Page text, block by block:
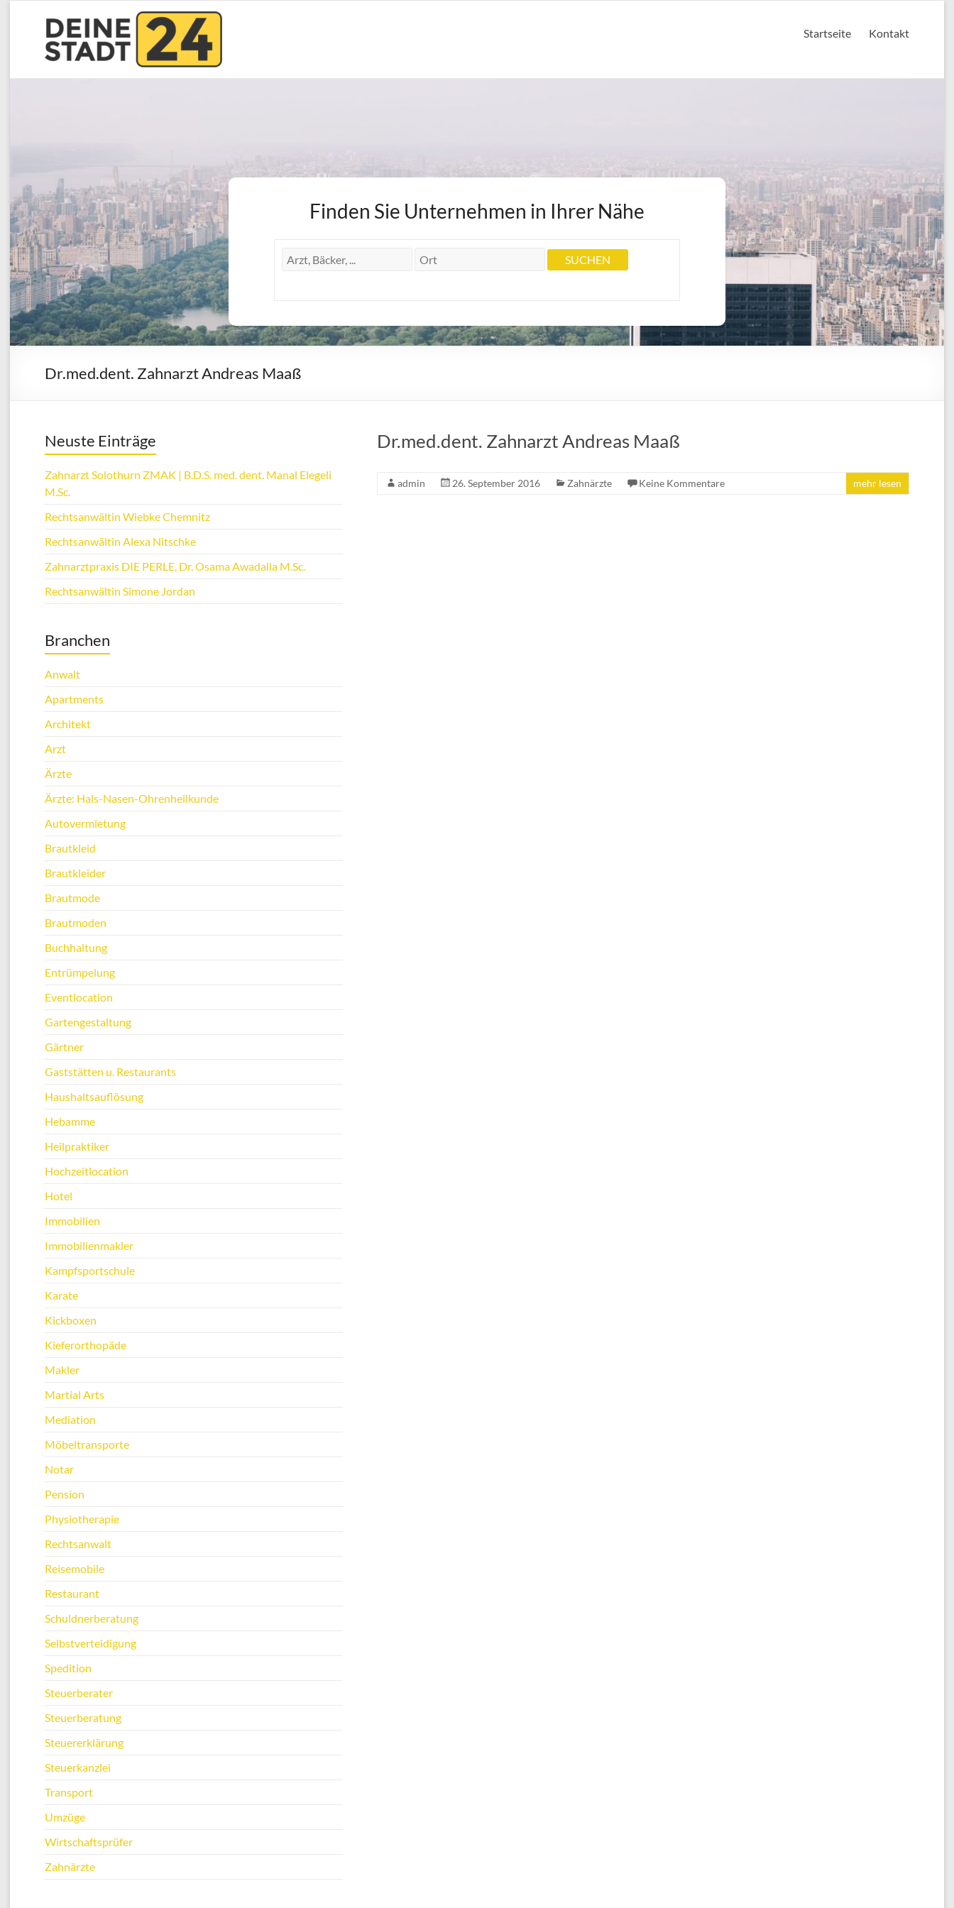
Startseite Kontakt
Dr.med.dent. Zahnarzt Andreas Maaß
Finden Sie Unternehmen in Ihrer Nähe
Dr.med.dent. Zahnarzt Andreas Maaß
admin 26. September 2016 Zahnärzte Keine Kommentare mehr lesen
Neuste Einträge
Zahnarzt Solothurn ZMAK | B.D.S. med. dent. Manal Elegeli
M.Sc.
Rechtsanwältin Wiebke Chemnitz
Rechtsanwältin Alexa Nitschke
Zahnarztpraxis DIE PERLE, Dr. Osama Awadalla M.Sc.
Rechtsanwältin Simone Jordan
Branchen
Anwalt
Apartments
Architekt
Arzt
Ärzte
Ärzte: Hals-Nasen-Ohrenheilkunde
Autovermietung
Brautkleid
Brautkleider
Brautmode
Brautmoden
Buchhaltung
Entrümpelung
Eventlocation
Gartengestaltung
Gärtner
Gaststätten u. Restaurants
Haushaltsauflösung
Hebamme
Heilpraktiker
Hochzeitlocation
Hotel
Immobilien
Immobilienmakler
Kampfsportschule
Karate
Kickboxen
Kieferorthopäde
Makler
Martial Arts
Mediation
Möbeltransporte
Notar
Pension
Physiotherapie
Rechtsanwalt
Reisemobile
Restaurant
Schuldnerberatung
Selbstverteidigung
Spedition
Steuerberater
Steuerberatung
Steuererklärung
Steuerkanzlei
Transport
Umzüge
Wirtschaftsprüfer
Zahnärzte